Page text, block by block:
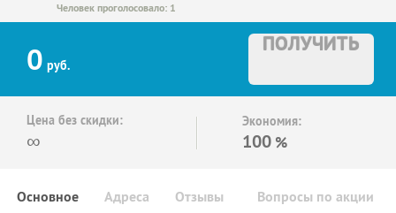
Человек проголосовало: 1
0 руб.
ПОЛУЧИТЬ
Цена без скидки:
∞
Экономия:
100 %
Основное Отзывы Вопросы по акции
Адреса